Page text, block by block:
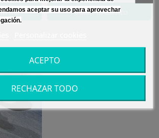
Añadir al carrito
aceptar su uso para aprovechar
RECHAZAR TODO
ACEPTO